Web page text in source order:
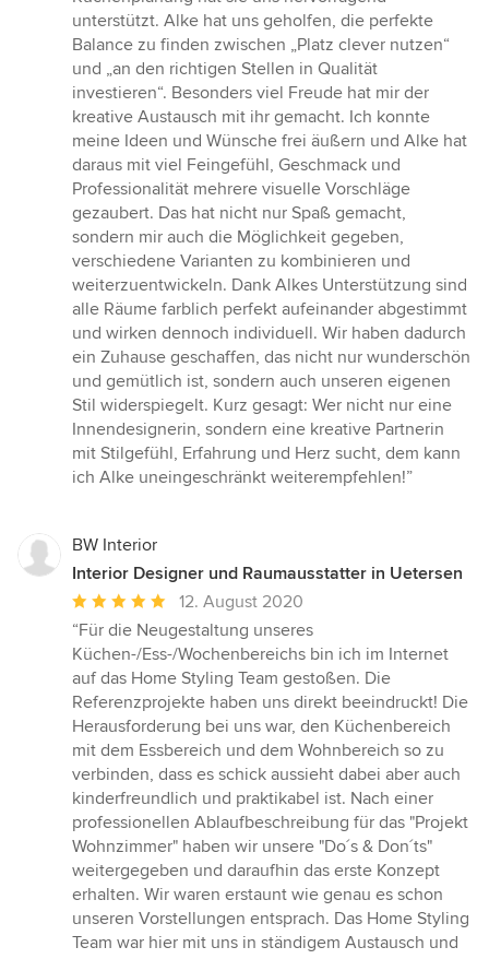
unterstützt. Alke hat uns geholfen, die perfekte
Balance zu finden zwischen „Platz clever nutzen“
und „an den richtigen Stellen in Qualität
investieren“. Besonders viel Freude hat mir der
kreative Austausch mit ihr gemacht. Ich konnte
meine Ideen und Wünsche frei äußern und Alke hat
daraus mit viel Feingefühl, Geschmack und
Professionalität mehrere visuelle Vorschläge
gezaubert. Das hat nicht nur Spaß gemacht,
sondern mir auch die Möglichkeit gegeben,
verschiedene Varianten zu kombinieren und
weiterzuentwickeln. Dank Alkes Unterstützung sind
alle Räume farblich perfekt aufeinander abgestimmt
und wirken dennoch individuell. Wir haben dadurch
ein Zuhause geschaffen, das nicht nur wunderschön
und gemütlich ist, sondern auch unseren eigenen
Stil widerspiegelt. Kurz gesagt: Wer nicht nur eine
Innendesignerin, sondern eine kreative Partnerin
mit Stilgefühl, Erfahrung und Herz sucht, dem kann
ich Alke uneingeschränkt weiterempfehlen!”
BW Interior
Interior Designer und Raumausstatter in Uetersen
Durchschnittliche
Bewertung:
5
von
5
Sternen
12. August 2020
“Für die Neugestaltung unseres
Küchen-/Ess-/Wochenbereichs bin ich im Internet
auf das Home Styling Team gestoßen. Die
Referenzprojekte haben uns direkt beeindruckt! Die
Herausforderung bei uns war, den Küchenbereich
mit dem Essbereich und dem Wohnbereich so zu
verbinden, dass es schick aussieht dabei aber auch
kinderfreundlich und praktikabel ist. Nach einer
professionellen Ablaufbeschreibung für das "Projekt
Wohnzimmer" haben wir unsere "Do´s & Don´ts"
weitergegeben und daraufhin das erste Konzept
erhalten. Wir waren erstaunt wie genau es schon
unseren Vorstellungen entsprach. Das Home Styling
Team war hier mit uns in ständigem Austausch und